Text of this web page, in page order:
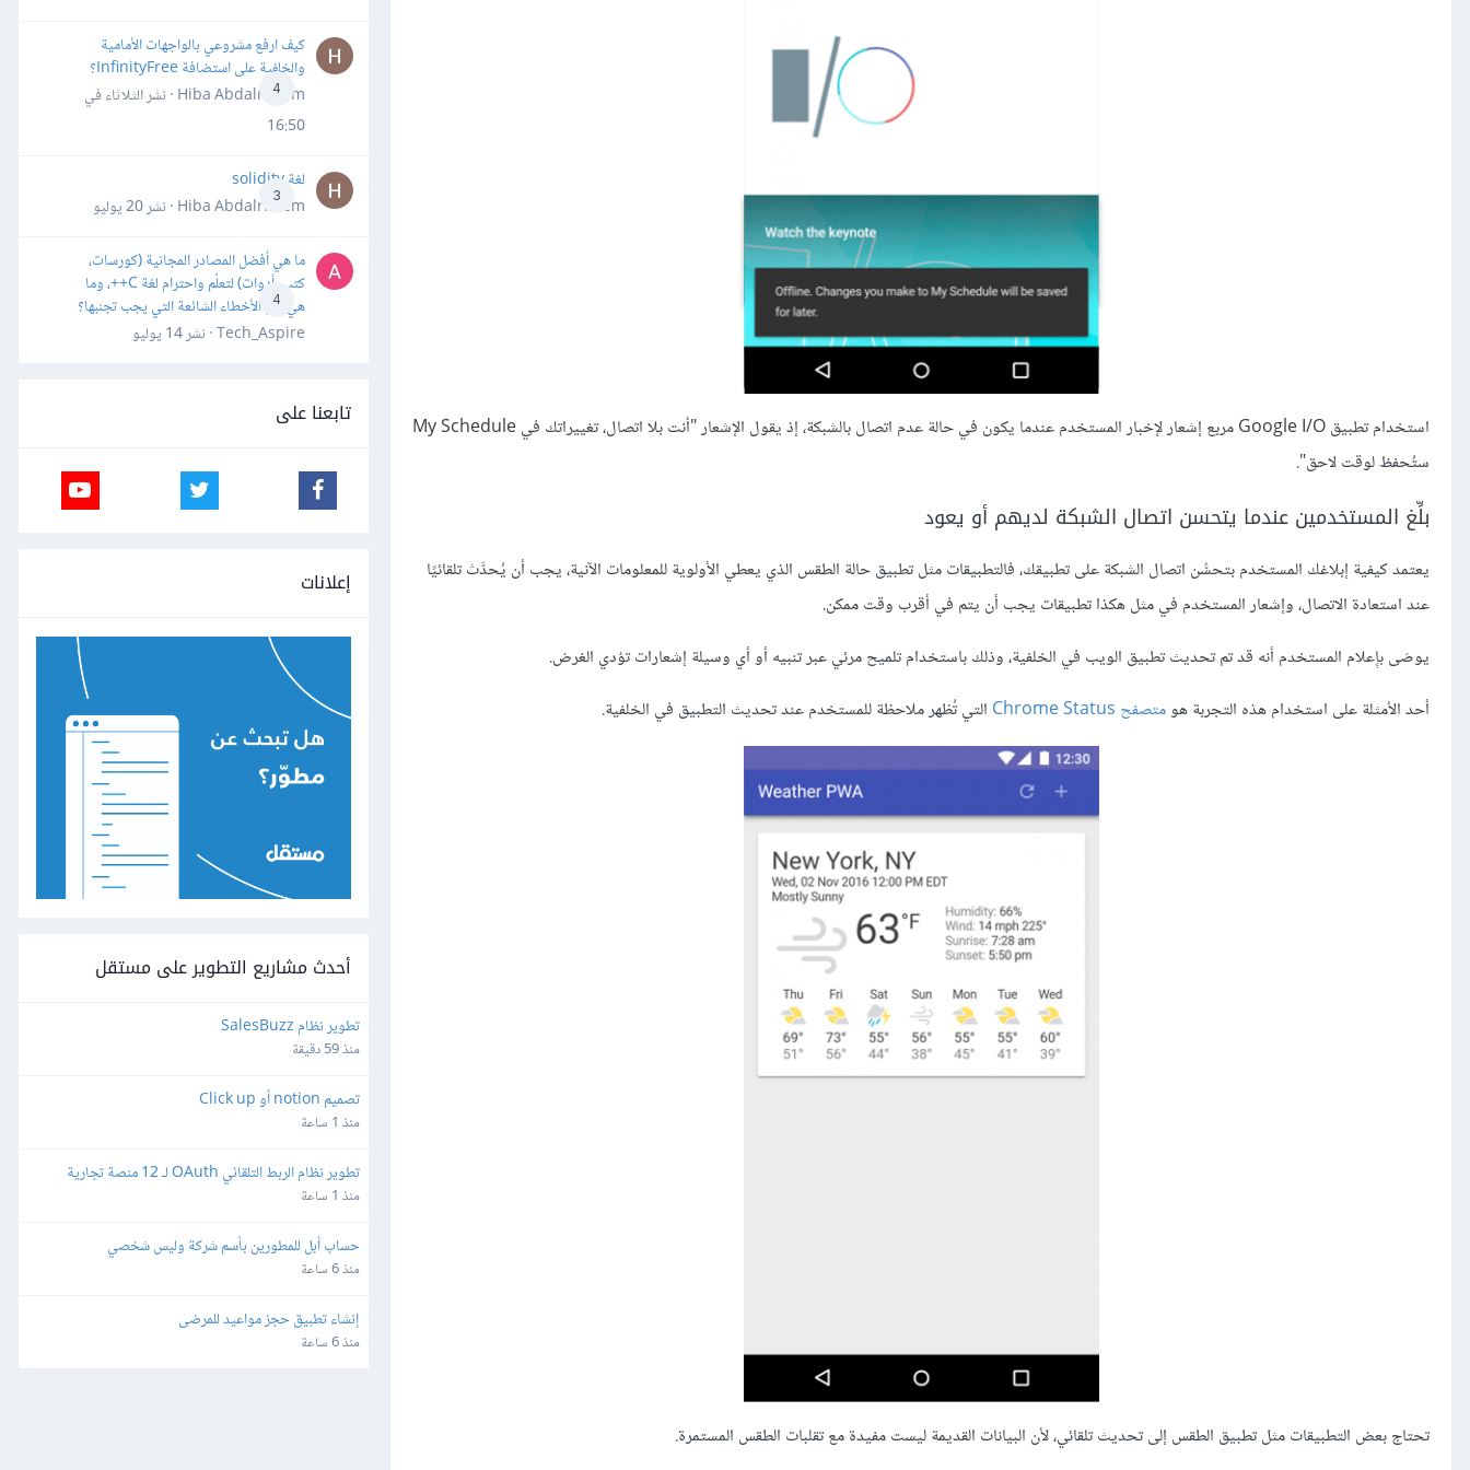
استخدام تطبيق Google I/O مربع إشعار لإخبار المستخدم عندما يكون في حالة عدم اتصال بالشبكة، إذ يقول الإشعار "أنت بلا اتصال، تغييراتك في My Schedule
ستُحفظ لوقت لاحق".
بلِّغ المستخدمين عندما يتحسن اتصال الشبكة لديهم أو يعود
يعتمد كيفية إبلاغك المستخدم بتحسُّن اتصال الشبكة على تطبيقك، فالتطبيقات مثل تطبيق حالة الطقس الذي يعطي الأولوية للمعلومات الآنية، يجب أن يُحدَّث تلقائيًا
عند استعادة الاتصال، وإشعار المستخدم في مثل هكذا تطبيقات يجب أن يتم في أقرب وقت ممكن.
يوصَى بإِعلام المستخدم أنه قد تم تحديث تطبيق الويب في الخلفية، وذلك باستخدام تلميح مرئي عبر تنبيه أو أي وسيلة إشعارات تؤدي الغرض.
أحد الأمثلة على استخدام هذه التجربة هومتصفح Chrome Status التي تُظهر ملاحظة للمستخدم عند تحديث التطبيق في الخلفية.
تحتاج بعض التطبيقات مثل تطبيق الطقس إلى تحديث تلقائي، لأن البيانات القديمة ليست مفيدة مع تقلبات الطقس المستمرة.
4
كيف ارفع مشروعي بالواجهات الأمامية
والخلفية على استضافة InfinityFree؟
Hiba Abdalrheem · نشر
الثلاثاء في
16:50
3
لغة solidity
Hiba Abdalrheem · نشر
20 يوليو
4
ما هي أفضل المصادر المجانية (كورسات،
كتب، أدوات) لتعلّم واحترام لغة C++، وما
هي أهم الأخطاء الشائعة التي يجب تجنبها؟
Tech_Aspire · نشر
14 يوليو
تابعنا على
إعلانات
أحدث مشاريع التطوير على مستقل
تطوير نظام SalesBuzz
منذ 59 دقيقة
تصميم notion أو Click up
منذ 1 ساعة
وإعلانية
منذ 1 ساعة
حساب أبل للمطورين بأسم شركة وليس شخصي
منذ 6 ساعة
إنشاء تطبيق حجز مواعيد للمرضى
منذ 6 ساعة